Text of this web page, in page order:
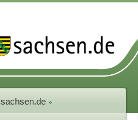
sachsen.de